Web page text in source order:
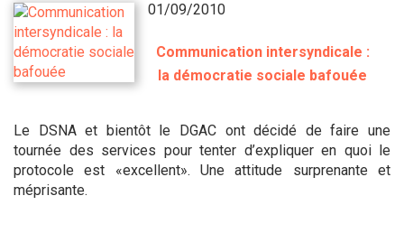
01/09/2010
Communication intersyndicale :
la démocratie sociale bafouée
Le DSNA et bientôt le DGAC ont décidé de faire une
tournée des services pour tenter d’expliquer en quoi le
protocole est «excellent». Une attitude surprenante et
méprisante.